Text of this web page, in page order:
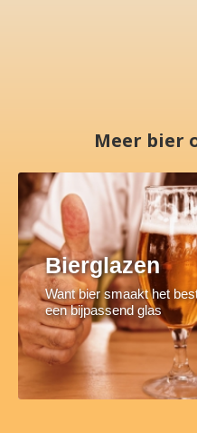
Meer bier
Bierglazen
Want bier smaakt het
een bijpassend glas